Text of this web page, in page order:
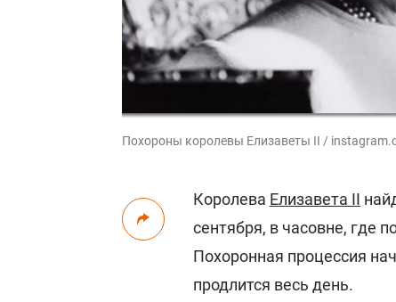
Похороны королевы Елизаветы II /
Королева Елизавета II
сентября, в часовне, где
Похоронная процессия
продлится весь день.